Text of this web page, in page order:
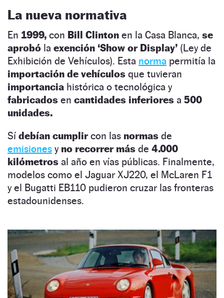
La nueva normativa
En 1999, con Bill Clinton en la Casa Blanca, se
aprobó la exención ‘Show or Display’ (Ley de
Exhibición de Vehículos). Esta norma permitía la
importación de vehículos que tuvieran
importancia histórica o tecnológica y
fabricados en cantidades inferiores a 500
unidades.
Sí debían cumplircon las normas de
emisiones y no recorrer más de 4.000
kilómetros al año en vías públicas. Finalmente,
modelos como el Jaguar XJ220, el McLaren F1
y el Bugatti EB110 pudieron cruzar las fronteras
estadounidenses.